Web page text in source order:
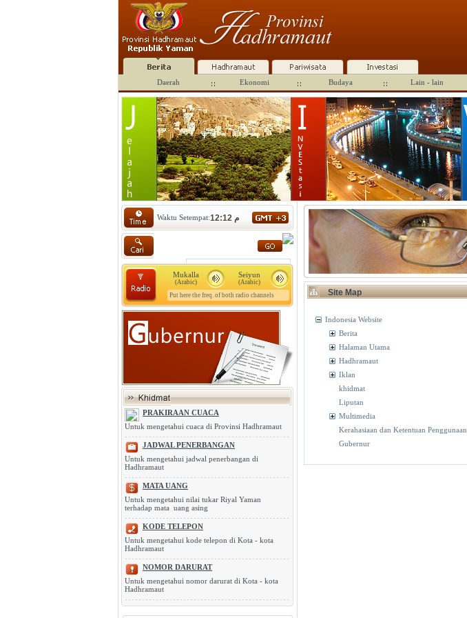
Daerah Ekonomi Budaya Lain - lain
Waktu Setempat: 12:12 م
Seiyun
(Arabic)
Mukalla
(Arabic)
Put here the freq. of both radio channels
PRAKIRAAN CUACA
Untuk mengetahui cuaca di Provinsi Hadhramaut
JADWAL PENERBANGAN
Untuk mengetahui jadwal penerbangan di
Hadhramaut
MATA UANG
Untuk mengetahui nilai tukar Riyal Yaman
terhadap mata uang asing
KODE TELEPON
Untuk mengetahui kode telepon di Kota - kota
Hadhramaut
NOMOR DARURAT
Untuk mengetahui nomor darurat di Kota - kota
Hadhramaut
Site Map
Indonesia Website
Berita
Halaman Utama
Hadhramaut
Iklan
khidmat
Liputan
Multimedia
Kerahasiaan dan Ketentuan Penggunaan
Gubernur